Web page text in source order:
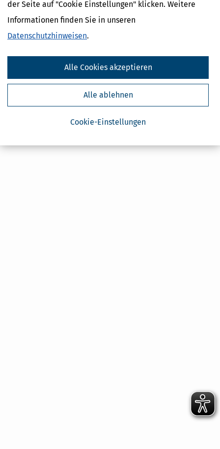
der Seite auf "Cookie Einstellungen" klicken. Weitere
Informationen finden Sie in unseren
Datenschutzhinweisen.
Cookie-Einstellungen
Alle ablehnen
Alle Cookies akzeptieren